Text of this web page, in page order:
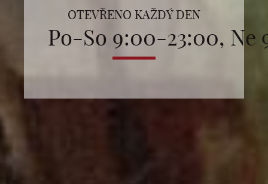
OTEVŘENO KAŽDÝ DEN
Po-So 9:00-23:00, Ne